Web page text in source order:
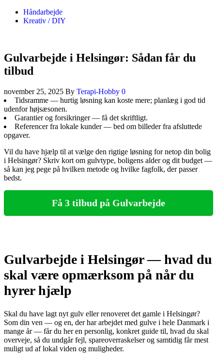
Håndarbejde
Kreativ / DIY
Gulvarbejde i Helsingør: Sådan får du
tilbud
november 25, 2025 By Terapi-Hobby 0
Tidsramme — hurtig løsning kan koste mere; planlæg i god tid
udenfor højsæsonen.
Garantier og forsikringer — få det skriftligt.
Referencer fra lokale kunder — bed om billeder fra afsluttede
opgaver.
Vil du have hjælp til at vælge den rigtige løsning for netop din bolig
i Helsingør? Skriv kort om gulvtype, boligens alder og dit budget —
så kan jeg pege på hvilken metode og hvilke fagfolk, der passer
bedst.
Få 3 tilbud på Gulvarbejde
Gulvarbejde i Helsingør — hvad du
skal være opmærksom på når du
hyrer hjælp
Skal du have lagt nyt gulv eller renoveret det gamle i Helsingør?
Som din ven — og en, der har arbejdet med gulve i hele Danmark i
mange år — får du her en personlig, konkret guide til, hvad du skal
overveje, så du undgår fejl, spare­overraskelser og samtidig får mest
muligt ud af lokal viden og muligheder.